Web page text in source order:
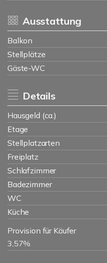
Ausstattung
Balkon
Stellplätze
Gäste-WC
Details
Hausgeld (ca.)
Etage
Stellplatzarten
Freiplatz
Schlafzimmer
Badezimmer
WC
Küche
Provision für Käufer
3,57%